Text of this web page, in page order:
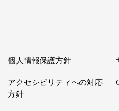
個人情報保護方針
アクセシビリティへの対応
方針